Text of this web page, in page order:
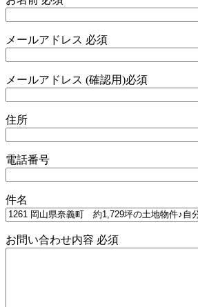
メールアドレス 必須
メールアドレス (確認用)必須
住所
電話番号
件名
お問い合わせ内容 必須